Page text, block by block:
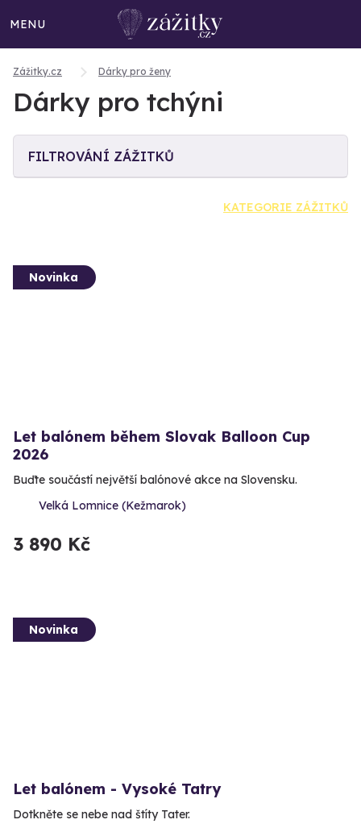
MENU
Zážitky.cz Dárky pro ženy
Dárky pro tchýni
FILTROVÁNÍ ZÁŽITKŮ
KATEGORIE ZÁŽITKŮ
Novinka
Let balónem během Slovak Balloon Cup
2026
Buďte součástí největší balónové akce na Slovensku.
Velká Lomnice (Kežmarok)
3 890 Kč
Novinka
Let balónem - Vysoké Tatry
Dotkněte se nebe nad štíty Tater.